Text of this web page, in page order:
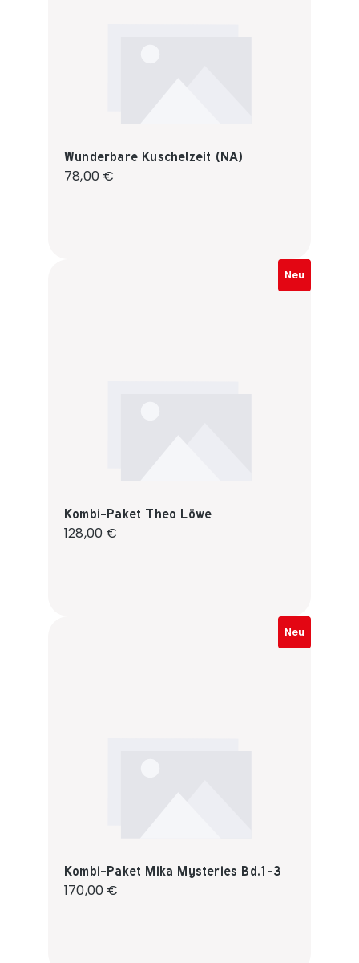
Wunderbare Kuschelzeit (NA)
Regulärer Preis:
78,00 €
Neu
Kombi-Paket Theo Löwe
Regulärer Preis:
128,00 €
Neu
Kombi-Paket Mika Mysteries Bd.1-3
Regulärer Preis:
170,00 €